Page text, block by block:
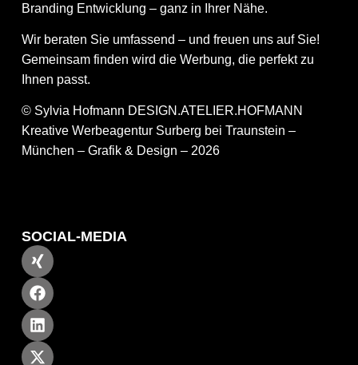
Branding Entwicklung – ganz in Ihrer Nähe.
Wir beraten Sie umfassend – und freuen uns auf Sie!
Gemeinsam finden wird die Werbung, die perfekt zu
Ihnen passt.
© Sylvia Hofmann DESIGN.ATELIER.HOFMANN
Kreative Werbeagentur Surberg bei Traunstein –
München – Grafik & Design – 2026
SOCIAL-MEDIA